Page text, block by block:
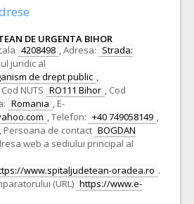
DE URGENTA BIHOR
4208498 ,Adresa: Strada:
juridic al
de drept public ,
Cod NUTS RO111 Bihor , Cod
Romania , E-
,Telefon: +40 749058149 ,
, Persoana de contact BOGDAN
web a sediului principal al
www.spitaljudetean-oradea.ro .
(URL) https://www.e-